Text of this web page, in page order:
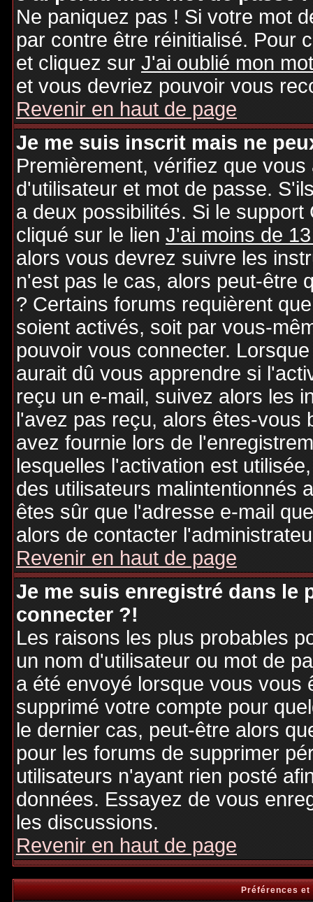
Ne paniquez pas ! Si votre mot
par contre être réinitialisé. Pour
et cliquez surJ'ai oublié mon
et vous devriez pouvoir vous
Revenir en haut de page
Je me suis inscrit mais ne
Premièrement, vérifiez que
d'utilisateur et mot de passe.
a deux possibilités. Si le
cliqué sur le lienJ'ai moins de
alors vous devrez suivre les
n'est pas le cas, alors peut-être
? Certains forums requièrent
soient activés, soit par vous-
pouvoir vous connecter.
aurait dû vous apprendre si
reçu un e-mail, suivez alors les
l'avez pas reçu, alors êtes-vous
avez fournie lors de
lesquelles l'activation est
des utilisateurs malintentionnés
êtes sûr que l'adresse e-mail
alors de contacter
Revenir en haut de page
Je me suis enregistré dans le
connecter ?!
Les raisons les plus probables
un nom d'utilisateur ou mot de
a été envoyé lorsque vous vous
supprimé votre compte pour
le dernier cas, peut-être alors
pour les forums de supprimer
utilisateurs n'ayant rien posté
données. Essayez de vous
les discussions.
Revenir en haut de page
Préférences